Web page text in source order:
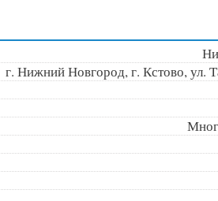
г. Нижний Новгород, г. Кстово, ул.